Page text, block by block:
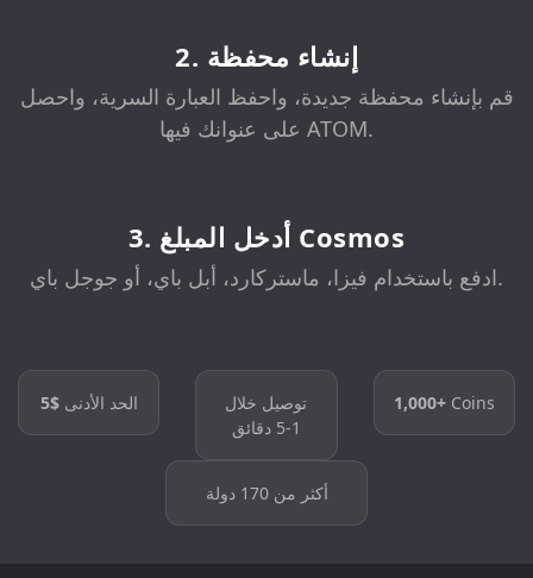
2. إنشاء محفظة
قم بإنشاء محفظة جديدة، واحفظ العبارة السرية، واحصل
على عنوانك فيها ATOM.
3. أدخل المبلغ Cosmos
ادفع باستخدام فيزا، ماستركارد، أبل باي، أو جوجل باي.
الحد الأدنى$5
توصيل خلال
1-5 دقائق
1,000+Coins
أكثر من 170 دولة